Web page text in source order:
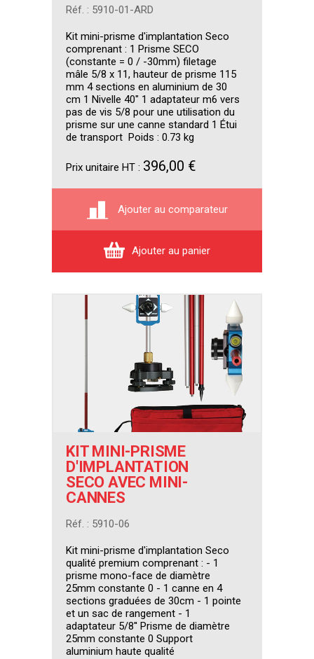
Réf. : 5910-01-ARD
Kit mini-prisme d'implantation Seco
comprenant : 1 Prisme SECO
(constante = 0 / -30mm) filetage
mâle 5/8 x 11, hauteur de prisme 115
mm 4 sections en aluminium de 30
cm 1 Nivelle 40" 1 adaptateur m6 vers
pas de vis 5/8 pour une utilisation du
prisme sur une canne standard 1 Étui
de transport Poids : 0.73 kg
Prix unitaire HT : 396,00 €
Ajouter au comparateur
Ajouter au panier
KIT MINI-PRISME
D'IMPLANTATION
SECO AVEC MINI-
CANNES
Réf. : 5910-06
Kit mini-prisme d'implantation Seco
qualité premium comprenant : - 1
prisme mono-face de diamètre
25mm constante 0 - 1 canne en 4
sections graduées de 30cm - 1 pointe
et un sac de rangement - 1
adaptateur 5/8'' Prisme de diamètre
25mm constante 0 Support
aluminium haute qualité